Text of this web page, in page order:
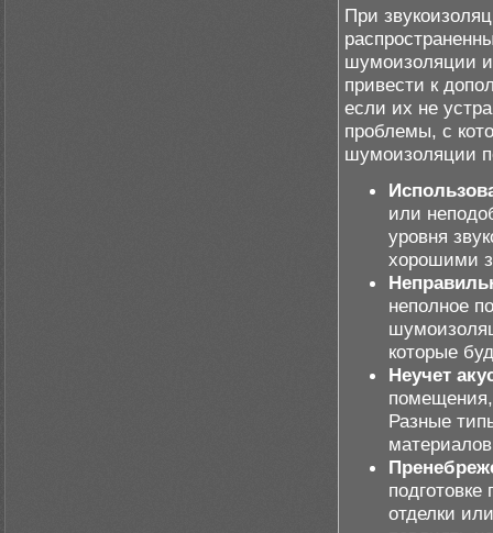
При
шумоизоляции
привести к
если их не
проблемы, с
шумоизоляции
или
уровня
хорошими
неполное
которые
Неучет
Разные
отделки